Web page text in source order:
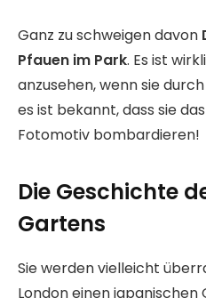
Ganz zu schweigen davon
Pfauen im Park. Es ist
anzusehen, wenn sie
es ist bekannt, dass sie
Fotomotiv bombardieren!
Die Geschichte
Gartens
Sie werden vielleicht
London einen